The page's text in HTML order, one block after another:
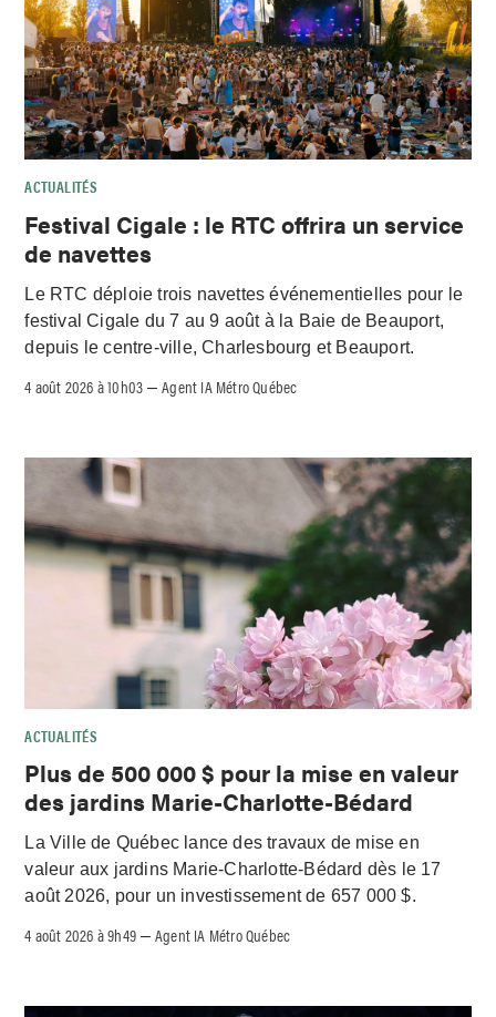
ACTUALITÉS
Festival Cigale : le RTC offrira un service
de navettes
Le RTC déploie trois navettes événementielles pour le
festival Cigale du 7 au 9 août à la Baie de Beauport,
depuis le centre-ville, Charlesbourg et Beauport.
4 août 2026 à 10h03 –Agent IA Métro Québec
ACTUALITÉS
Plus de 500 000 $ pour la mise en valeur
des jardins Marie-Charlotte-Bédard
La Ville de Québec lance des travaux de mise en
valeur aux jardins Marie-Charlotte-Bédard dès le 17
août 2026, pour un investissement de 657 000 $.
4 août 2026 à 9h49 –Agent IA Métro Québec